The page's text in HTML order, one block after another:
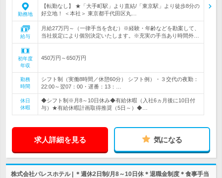
勤務地
【転勤なし】 ★「大手町駅」より直結/「東京駅」より徒歩8分の
好立地！ ＜本社＞ 東京都千代田区丸…
給与
月給27万円～（一律手当を含む）※経験・年齢などを勘案して、
当社規定により個別決定いたします。※充実の手当あり時間外…
初年度
年収
450万円～650万円
勤務
時間
シフト制（実働8時間／休憩60分） シフト例）・３交代の夜勤：
22:00～翌07：00・遅番：13：…
休日
休暇
◆シフト制※月8～10日休み◆有給休暇（入社6ヵ月後に10日付
与）★有給休暇計画取得推奨（5日～）◆…
求人詳細を見る 気になる
株式会社パレスホテル | ＊週休2日制/月8～10日休＊退職金制度＊食事手当